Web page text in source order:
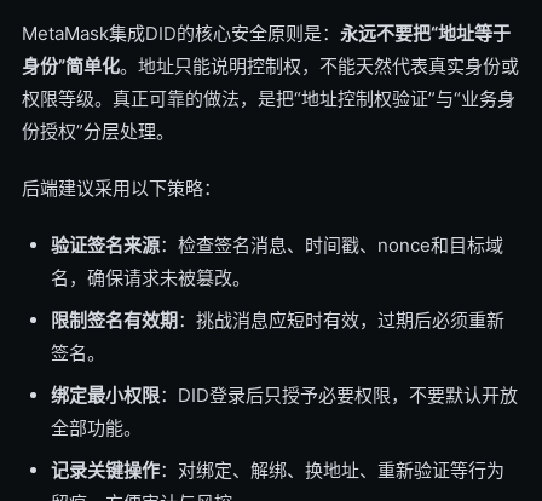
MetaMask集成DID的核心安全原则是： 永远不要把“地址等于
身份”简单化。地址只能说明控制权，不能天然代表真实身份或
权限等级。真正可靠的做法，是把“地址控制权验证”与“业务身
份授权”分层处理。
后端建议采用以下策略：
验证签名来源：检查签名消息、时间戳、nonce和目标域
名，确保请求未被篡改。
限制签名有效期：挑战消息应短时有效，过期后必须重新
签名。
绑定最小权限：DID登录后只授予必要权限，不要默认开放
全部功能。
记录关键操作：对绑定、解绑、换地址、重新验证等行为